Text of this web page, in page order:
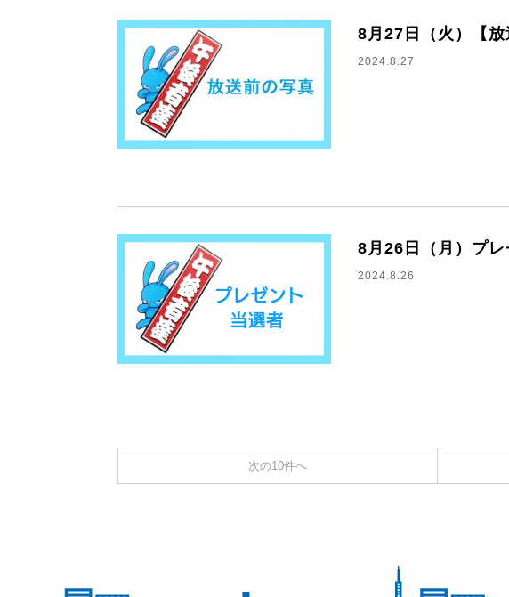
8月27日（火）【放
2024.8.27
8月26日（月）プ
2024.8.26
次の10件へ